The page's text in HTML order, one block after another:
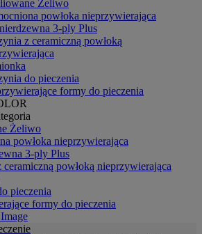
Żeliwo
powłoka nieprzywierająca
3-ply Plus
z ceramiczną powłoką
do pieczenia
formy do pieczenia
Żeliwo
powłoka nieprzywierająca
3-ply Plus
powłoką nieprzywierająca
pieczenia
formy do pieczenia